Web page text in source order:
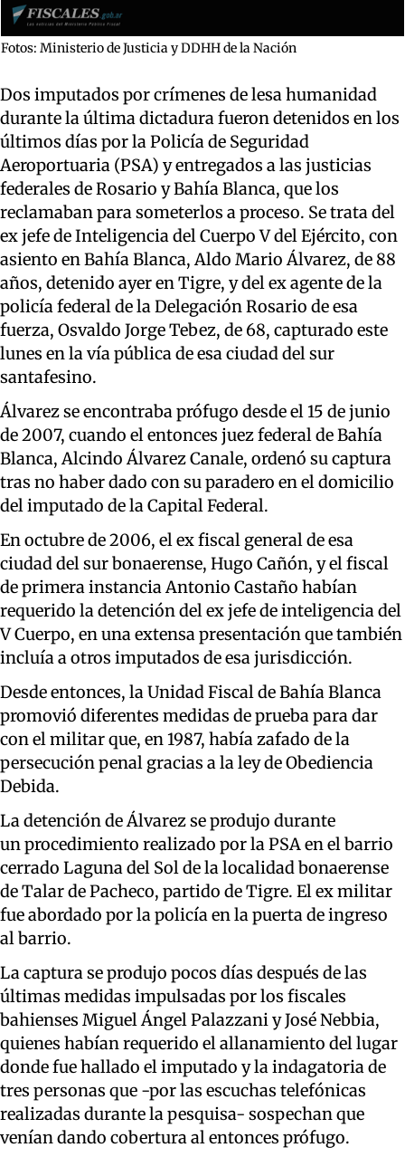
Fotos: Ministerio de Justicia y DDHH de la Nación
Dos imputados por crímenes de lesa humanidad
durante la última dictadura fueron detenidos en los
últimos días por la Policía de Seguridad
Aeroportuaria (PSA) y entregados a las justicias
federales de Rosario y Bahía Blanca, que los
reclamaban para someterlos a proceso. Se trata del
ex jefe de Inteligencia del Cuerpo V del Ejército, con
asiento en Bahía Blanca, Aldo Mario Álvarez, de 88
años, detenido ayer en Tigre, y del ex agente de la
policía federal de la Delegación Rosario de esa
fuerza, Osvaldo Jorge Tebez, de 68, capturado este
lunes en la vía pública de esa ciudad del sur
santafesino.
Álvarez se encontraba prófugo desde el 15 de junio
de 2007, cuando el entonces juez federal de Bahía
Blanca, Alcindo Álvarez Canale, ordenó su captura
tras no haber dado con su paradero en el domicilio
del imputado de la Capital Federal.
En octubre de 2006, el ex fiscal general de esa
ciudad del sur bonaerense, Hugo Cañón, y el fiscal
de primera instancia Antonio Castaño habían
requerido la detención del ex jefe de inteligencia del
V Cuerpo, en una extensa presentación que también
incluía a otros imputados de esa jurisdicción.
Desde entonces, la Unidad Fiscal de Bahía Blanca
promovió diferentes medidas de prueba para dar
con el militar que, en 1987, había zafado de la
persecución penal gracias a la ley de Obediencia
Debida.
La detención de Álvarez se produjo durante
un procedimiento realizado por la PSA en el barrio
cerrado Laguna del Sol de la localidad bonaerense
de Talar de Pacheco, partido de Tigre. El ex militar
fue abordado por la policía en la puerta de ingreso
al barrio.
La captura se produjo pocos días después de las
últimas medidas impulsadas por los fiscales
bahienses Miguel Ángel Palazzani y José Nebbia,
quienes habían requerido el allanamiento del lugar
donde fue hallado el imputado y la indagatoria de
tres personas que -por las escuchas telefónicas
realizadas durante la pesquisa- sospechan que
venían dando cobertura al entonces prófugo.